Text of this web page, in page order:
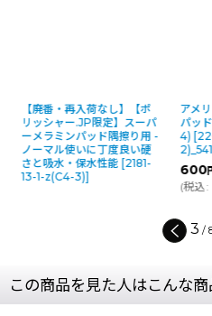
【廃番・再入荷なし】【ポ
リッシャー.JP限定】スーパ
ーメラミンパッド隅擦り用 -
ノーマル使いに丁度良い硬
さと吸水・保水性能 [2181-
13-1-z(C4-3)]
アメ
パッ
4) [
600円
税込:
3 /
この商品を見た人はこんな